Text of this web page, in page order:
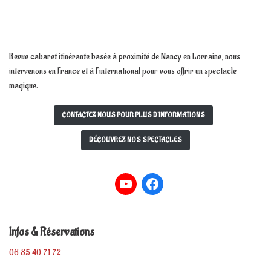
Revue cabaret itinérante basée à proximité de Nancy en Lorraine, nous
intervenons en France et à l’international pour vous offrir un spectacle
magique.
CONTACTEZ NOUS POUR PLUS D’INFORMATIONS
DÉCOUVREZ NOS SPECTACLES
Infos & Réservations
06 85 40 71 72